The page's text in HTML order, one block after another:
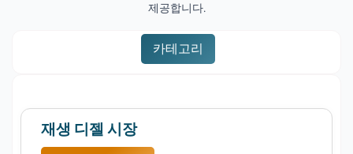
제공합니다.
카테고리
재생 디젤 시장